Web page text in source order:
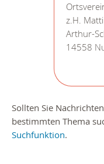
z.H.
Arthur-
14558
Sollten Sie
bestimmten Thema
Suchfunktion.